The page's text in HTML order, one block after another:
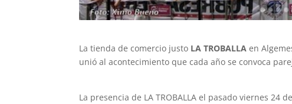
La tienda de comercio justo LA TROBALLAen
unió al acontecimiento que cada año se convoca
La presencia de LA TROBALLA el pasado viernes 24